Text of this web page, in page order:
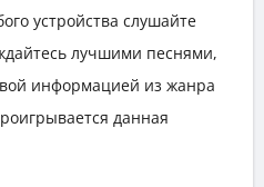
устройства слушайте
лучшими песнями,
информацией из жанра
данная